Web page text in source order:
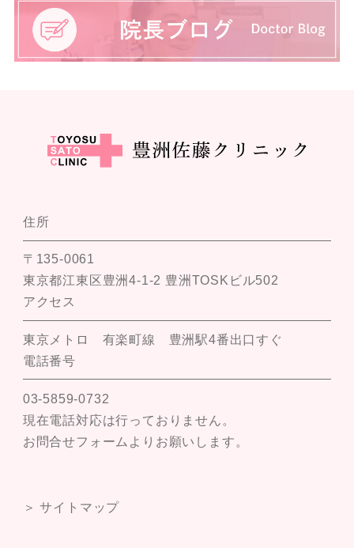
住所
〒135-0061
東京都江東区豊洲4-1-2 豊洲TOSKビル502
アクセス
東京メトロ 有楽町線 豊洲駅4番出口すぐ
電話番号
03-5859-0732
現在電話対応は行っておりません。
お問合せフォームよりお願いします。
＞ サイトマップ